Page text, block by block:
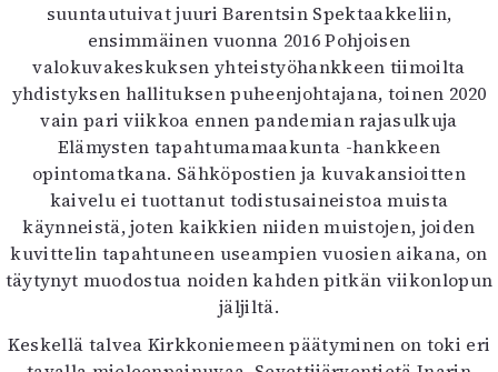
suuntautuivat juuri Barentsin Spektaakkeliin,
ensimmäinen vuonna 2016 Pohjoisen
valokuvakeskuksen yhteistyöhankkeen tiimoilta
yhdistyksen hallituksen puheenjohtajana, toinen 2020
vain pari viikkoa ennen pandemian rajasulkuja
Elämysten tapahtumamaakunta -hankkeen
opintomatkana. Sähköpostien ja kuvakansioitten
kaivelu ei tuottanut todistusaineistoa muista
käynneistä, joten kaikkien niiden muistojen, joiden
kuvittelin tapahtuneen useampien vuosien aikana, on
täytynyt muodostua noiden kahden pitkän viikonlopun
jäljiltä.
Keskellä talvea Kirkkoniemeen päätyminen on toki eri